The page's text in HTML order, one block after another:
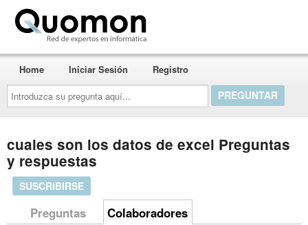
Introduzca
su
pregunta
aquí...
Home Iniciar Sesión Registro
cuales son los datos de excel Preguntas
y respuestas
SUSCRIBIRSE
Preguntas Colaboradores